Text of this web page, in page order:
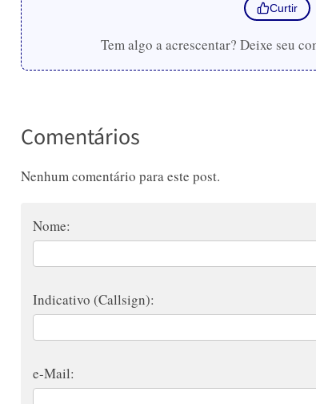
Curtir
Tem algo a acrescentar? Deixe seu
Comentários
Nenhum comentário para este post.
Nome:
Indicativo (Callsign):
e-Mail: